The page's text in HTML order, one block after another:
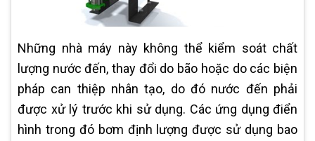
Những nhà máy này không thể kiểm soát chất
lượng nước đến, thay đổi do bão hoặc do các biện
pháp can thiệp nhân tạo, do đó nước đến phải
được xử lý trước khi sử dụng. Các ứng dụng điển
hình trong đó bơm định lượng được sử dụng bao